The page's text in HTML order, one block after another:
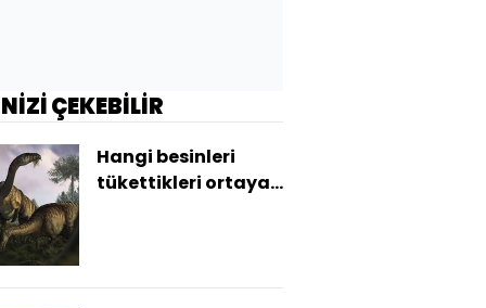
ÇEKEBİLİR
Hangi besinleri
tükettikleri ortaya